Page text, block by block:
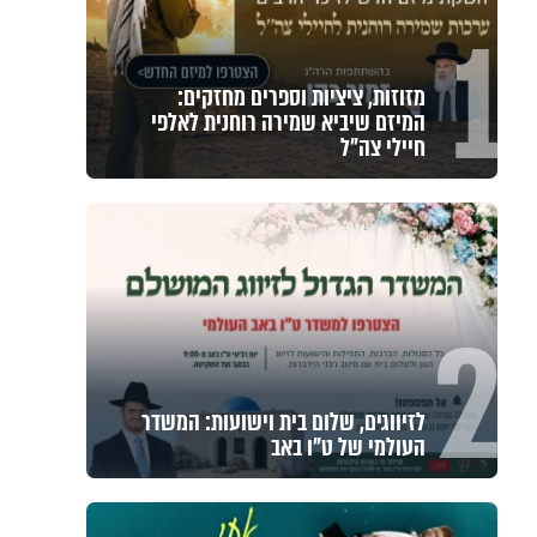
1 מזוזות, ציציות וספרים מחזקים:
המיזם שיביא שמירה רוחנית לאלפי
חיילי צה"ל
2 לזיווגים, שלום בית וישועות: המשדר
העולמי של ט"ו באב